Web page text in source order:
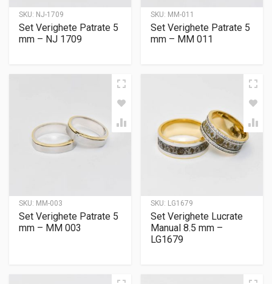
SKU: NJ-1709
Set Verighete Patrate 5
mm – NJ 1709
SKU: MM-011
Set Verighete Patrate 5
mm – MM 011
SKU: MM-003
Set Verighete Patrate 5
mm – MM 003
SKU: LG1679
Set Verighete Lucrate
Manual 8.5 mm –
LG1679